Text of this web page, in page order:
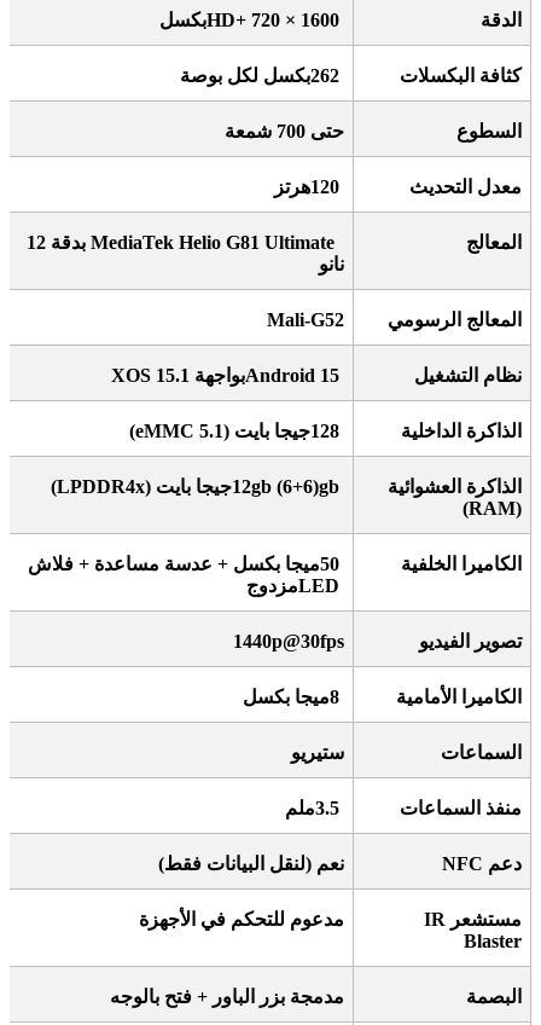
الدقة HD+ 720 × 1600بكسل
كثافة البكسلات 262بكسل لكل بوصة
السطوع حتى 700 شمعة
معدل التحديث 120هرتز
المعالج MediaTek Helio G81 Ultimate
بدقة 12
نانو
المعالج الرسومي Mali-G52
نظام التشغيل Android 15بواجهة XOS 15.1
الذاكرة الداخلية 128جيجا بايت(eMMC 5.1)
الذاكرة العشوائية
(RAM)
12gb (6+6)gbجيجا بايت(LPDDR4x)
الكاميرا الخلفية 50ميجا بكسل + عدسة مساعدة + فلاش
LEDمزدوج
تصوير الفيديو 1440p@30fps
الكاميرا الأمامية 8ميجا بكسل
السماعات ستيريو
منفذ السماعات 3.5ملم
دعم NFC نعم (لنقل البيانات فقط)
مستشعر IR
Blaster
مدعوم للتحكم في الأجهزة
البصمة مدمجة بزر الباور + فتح بالوجه